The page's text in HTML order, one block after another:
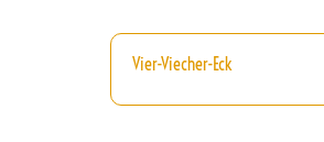
Vier-Viecher-Eck